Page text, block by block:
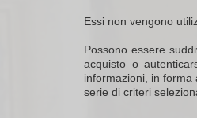
Essi non vengono
Possono essere
acquisto o
informazioni, in
serie di criteri